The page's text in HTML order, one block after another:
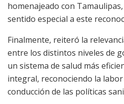
homenajeado con
sentido especial a este
Finalmente, reiteró la
entre los distintos niveles de
un sistema de salud más
integral, reconociendo la
conducción de las políticas